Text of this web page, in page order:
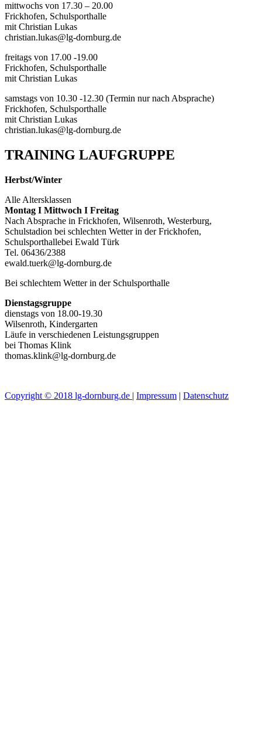
mittwochs von 17.30 – 20.00
Frickhofen, Schulsporthalle
mit Christian Lukas
christian.lukas@lg-dornburg.de
freitags von 17.00 -19.00
Frickhofen, Schulsporthalle
mit Christian Lukas
samstags von 10.30 -12.30 (Termin nur nach Absprache)
Frickhofen, Schulsporthalle
mit Christian Lukas
christian.lukas@lg-dornburg.de
TRAINING LAUFGRUPPE
Herbst/Winter
Alle Altersklassen
Montag I Mittwoch I Freitag
Nach Absprache in Frickhofen, Wilsenroth, Westerburg,
Schulstadion bei schlechten Wetter in der Frickhofen,
Schulsporthallebei Ewald Türk
Tel. 06436/2388
ewald.tuerk@lg-dornburg.de
Bei schlechtem Wetter in der Schulsporthalle
Dienstagsgruppe
dienstags von 18.00-19.30
Wilsenroth, Kindergarten
Läufe in verschiedenen Leistungsgruppen
bei Thomas Klink
thomas.klink@lg-dornburg.de
Copyright © 2018 lg-dornburg.de | Impressum | Datenschutz